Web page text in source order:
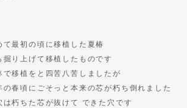
最初の頃に移植した夏椿
り上げて移植したものです
移植をと四苦八苦しましたが
春頃にごそっと本来の芯が朽ち倒れました
朽ちた芯が抜けて できた穴です